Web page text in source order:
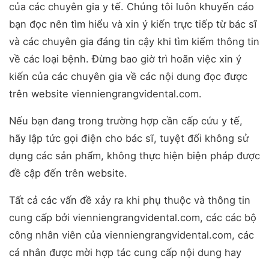
của các chuyên gia y tế. Chúng tôi luôn khuyến cáo
bạn đọc nên tìm hiểu và xin ý kiến trực tiếp từ bác sĩ
và các chuyên gia đáng tin cậy khi tìm kiếm thông tin
về các loại bệnh. Đừng bao giờ trì hoãn việc xin ý
kiến của các chuyên gia về các nội dung đọc được
trên website vienniengrangvidental.com.
Nếu bạn đang trong trường hợp cần cấp cứu y tế,
hãy lập tức gọi điện cho bác sĩ, tuyệt đối không sử
dụng các sản phẩm, không thực hiện biện pháp được
đề cập đến trên website.
Tất cả các vấn đề xảy ra khi phụ thuộc và thông tin
cung cấp bởi vienniengrangvidental.com, các các bộ
công nhân viên của vienniengrangvidental.com, các
cá nhân được mời hợp tác cung cấp nội dung hay